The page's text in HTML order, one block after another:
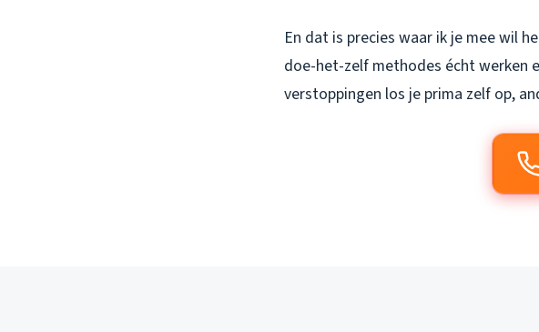
En dat is precies waar ik je mee wil
doe-het-zelf methodes écht werken
verstoppingen los je prima zelf op,